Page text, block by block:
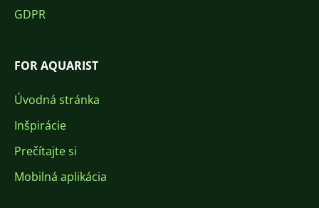
GDPR
FOR AQUARIST
Úvodná stránka
Inšpirácie
Prečítajte si
Mobilná aplikácia